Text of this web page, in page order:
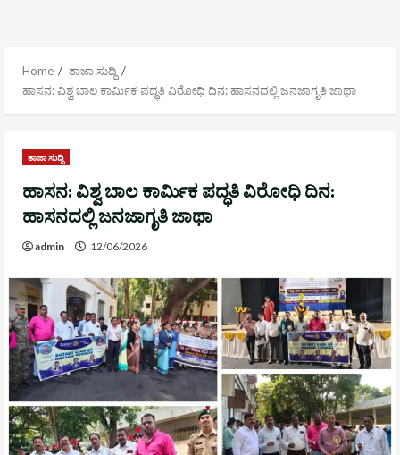
Home
ತಾಜಾ ಸುದ್ದಿ
ಹಾಸನ: ವಿಶ್ವ ಬಾಲ ಕಾರ್ಮಿಕ ಪದ್ಧತಿ ವಿರೋಧಿ ದಿನ: ಹಾಸನದಲ್ಲಿ ಜನಜಾಗೃತಿ ಜಾಥಾ
ತಾಜಾ ಸುದ್ದಿ
ಹಾಸನ: ವಿಶ್ವ ಬಾಲ ಕಾರ್ಮಿಕ ಪದ್ಧತಿ ವಿರೋಧಿ ದಿನ:
ಹಾಸನದಲ್ಲಿ ಜನಜಾಗೃತಿ ಜಾಥಾ
admin 12/06/2026